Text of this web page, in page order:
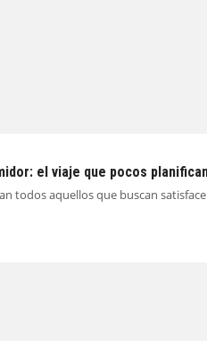
el viaje que pocos
todos aquellos que buscan